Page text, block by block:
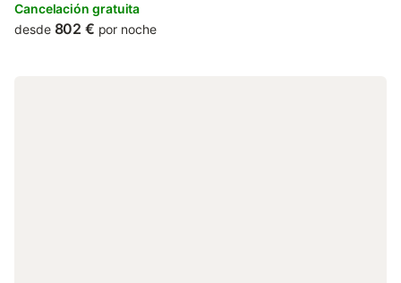
features a private pool, a garden and free private parking.
Cancelación gratuita
desde 802 € por noche